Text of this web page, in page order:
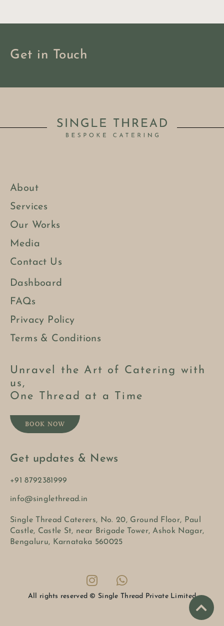
Get in Touch
About
Services
Our Works
Media
Contact Us
Dashboard
FAQs
Privacy Policy
Terms & Conditions
Unravel the Art of Catering with
us,
One Thread at a Time
BOOK NOW
Get updates & News
+91 8792381999
info@singlethread.in
Single Thread Caterers, No. 20, Ground Floor, Paul
Castle, Castle St, near Brigade Tower, Ashok Nagar,
Bengaluru, Karnataka 560025
All rights reserved © Single Thread Private Limited